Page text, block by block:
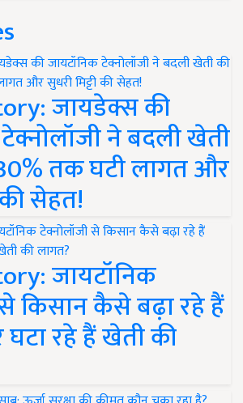
जायडेक्स की
ने बदली खेती
तक घटी लागत और
की सेहत!
जायटॉनिक
किसान कैसे बढ़ा रहे हैं
रहे हैं खेती की